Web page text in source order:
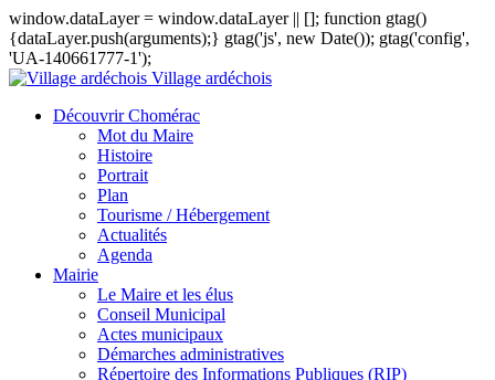
window.dataLayer = window.dataLayer || []; function gtag()
{dataLayer.push(arguments);} gtag('js', new Date()); gtag('config',
'UA-140661777-1');
Village ardéchois
Découvrir Chomérac
Mot du Maire
Histoire
Portrait
Plan
Tourisme / Hébergement
Actualités
Agenda
Mairie
Le Maire et les élus
Conseil Municipal
Actes municipaux
Démarches administratives
Répertoire des Informations Publiques (RIP)